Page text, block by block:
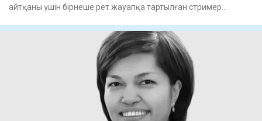
айтқаны үшін бірнеше рет жауапқа тартылған стример